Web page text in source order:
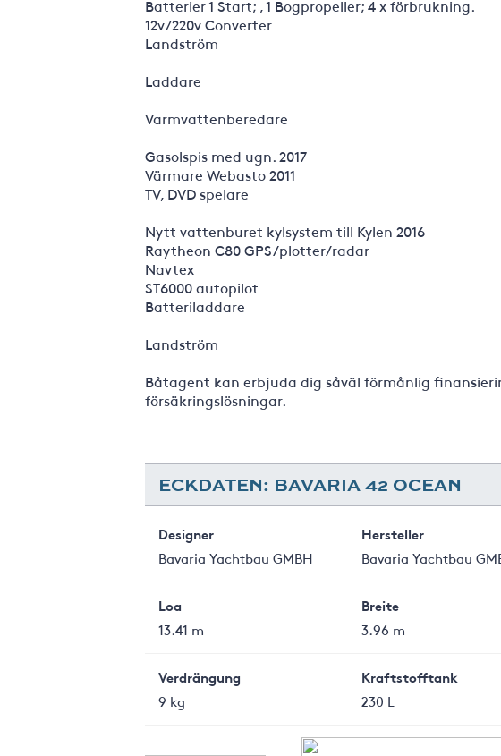
Batterier 1 Start; , 1 Bogpropeller; 4 x förbrukning.
12v/220v Converter
Landström
Laddare
Varmvattenberedare
Gasolspis med ugn. 2017
Värmare Webasto 2011
TV, DVD spelare
Nytt vattenburet kylsystem till Kylen 2016
Raytheon C80 GPS/plotter/radar
Navtex
ST6000 autopilot
Batteriladdare
Landström
Båtagent kan erbjuda dig såväl förmånlig
försäkringslösningar.
ECKDATEN: BAVARIA 42 OCEAN
Designer
Bavaria Yachtbau GMBH
Hersteller
Bavaria Yachtbau
Loa
13.41 m
Breite
3.96 m
Verdrängung
9 kg
Kraftstofftank
230 L